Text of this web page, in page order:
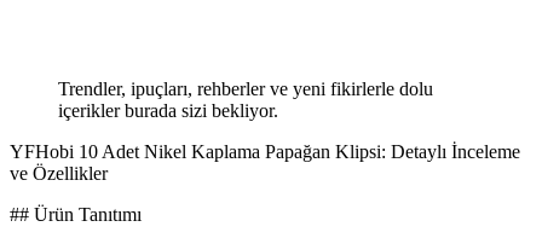
Trendler, ipuçları, rehberler ve yeni fikirlerle dolu
içerikler burada sizi bekliyor.
YFHobi 10 Adet Nikel Kaplama Papağan Klipsi: Detaylı İnceleme
ve Özellikler
## Ürün Tanıtımı